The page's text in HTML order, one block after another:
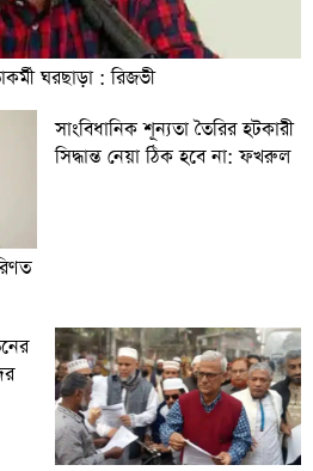
ঘরছাড়া : রিজভী
সাংবিধানিক শূন্যতা তৈরির হটকারী
সিদ্ধান্ত নেয়া ঠিক হবে না: ফখরুল